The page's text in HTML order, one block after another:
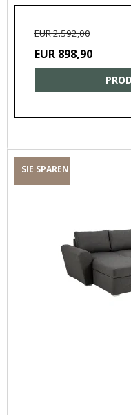
EUR 2.592,00
EUR 898,90
SIE SPAREN